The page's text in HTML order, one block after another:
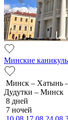
Минские
Минск – Хатынь
Дудутки – Минск
8 дней
7 ночей